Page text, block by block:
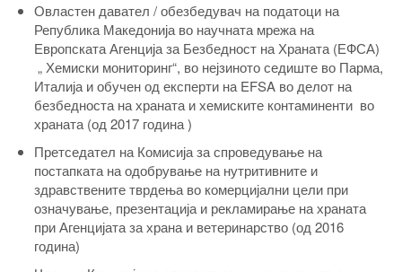
Овластен давател / обезбедувач на податоци на
Република Македонија во научната мрежа на
Европската Агенција за Безбедност на Храната (ЕФСА)
„ Хемиски мониторинг“, во нејзиното седиште во Парма,
Италија и обучен од експерти на EFSA во делот на
безбедноста на храната и хемиските контаминенти во
храната (од 2017 година )
Претседател на Комисија за спроведување на
постапката на одобрување на нутритивните и
здравствените тврдења во комерцијални цели при
означување, презентација и рекламирање на храната
при Агенцијата за храна и ветеринарство (од 2016
година)